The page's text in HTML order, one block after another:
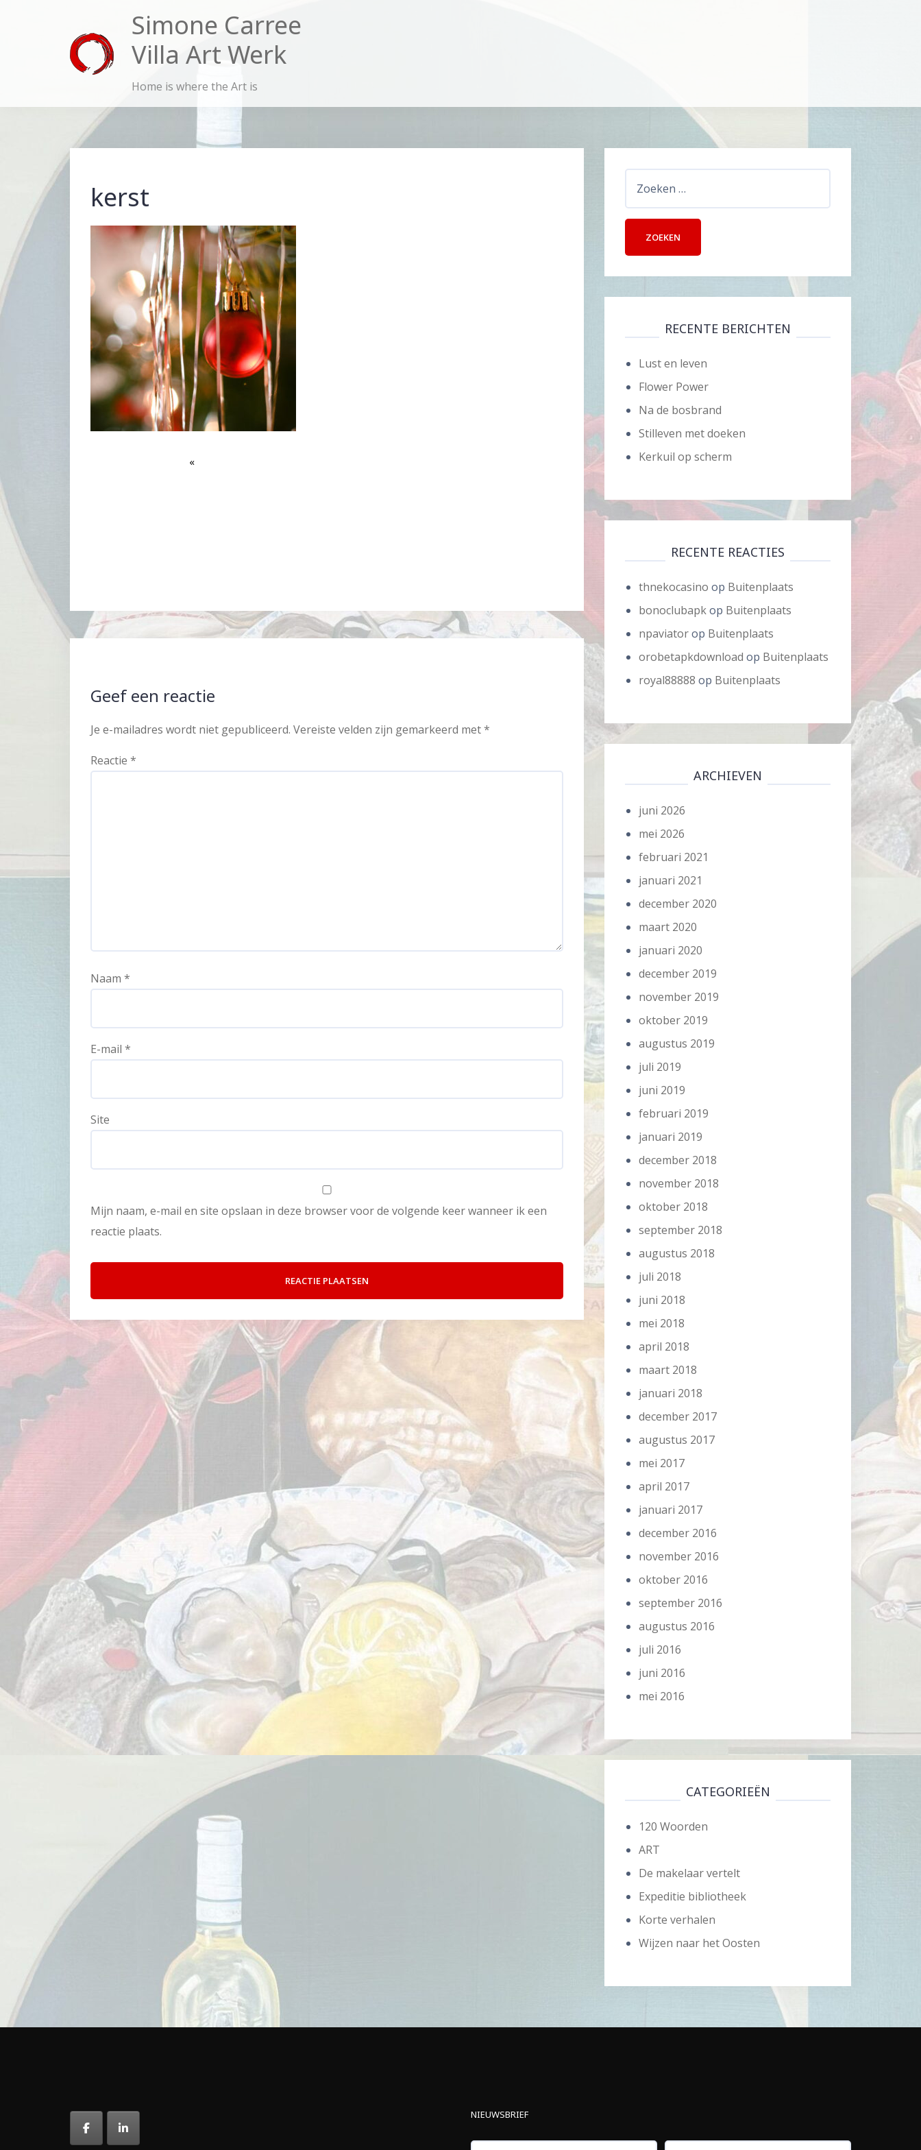
Simone Carree
Villa Art Werk
Home is where the Art is
kerst
Geef een reactie
Je e-mailadres wordt niet gepubliceerd. Vereiste velden zijn gemarkeerd met*
Reactie *
Naam *
E-mail *
Site
Mijn naam, e-mail en site opslaan in deze browser voor de volgende keer wanneer ik een
reactie plaats.
RECENTE BERICHTEN
Lust en leven
Flower Power
Na de bosbrand
Stilleven met doeken
Kerkuil op scherm
RECENTE REACTIES
thnekocasino op Buitenplaats
bonoclubapkop Buitenplaats
npaviatorop Buitenplaats
orobetapkdownload op Buitenplaats
royal88888 op Buitenplaats
ARCHIEVEN
juni 2026
mei 2026
februari 2021
januari 2021
december 2020
maart 2020
januari 2020
december 2019
november 2019
oktober 2019
augustus 2019
juli 2019
juni 2019
februari 2019
januari 2019
december 2018
november 2018
oktober 2018
september 2018
augustus 2018
juli 2018
juni 2018
mei 2018
april 2018
maart 2018
januari 2018
december 2017
augustus 2017
mei 2017
april 2017
januari 2017
december 2016
november 2016
oktober 2016
september 2016
augustus 2016
juli 2016
juni 2016
mei 2016
CATEGORIEËN
120 Woorden
ART
De makelaar vertelt
Expeditie bibliotheek
Korte verhalen
Wijzen naar het Oosten
NIEUWSBRIEF